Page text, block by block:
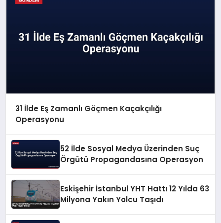
31 İlde Eş Zamanlı Göçmen Kaçakçılığı
Operasyonu
52 İlde Sosyal Medya Üzerinden Suç
Örgütü Propagandasına Operasyon
Eskişehir İstanbul YHT Hattı 12 Yılda 63
Milyona Yakın Yolcu Taşıdı